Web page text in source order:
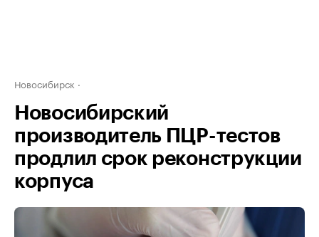
Новосибирск
Новосибирский
производитель ПЦР-тестов
продлил срок реконструкции
корпуса